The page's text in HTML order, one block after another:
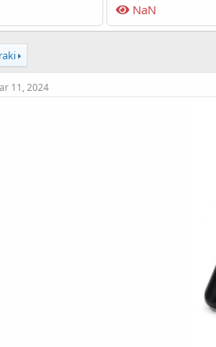
NaN
11, 2024